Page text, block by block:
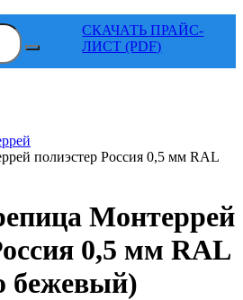
СКАЧАТЬ ПРАЙС-
ЛИСТ (PDF)
полиэстер Россия 0,5 мм RAL
Монтеррей
0,5 мм RAL
бежевый)